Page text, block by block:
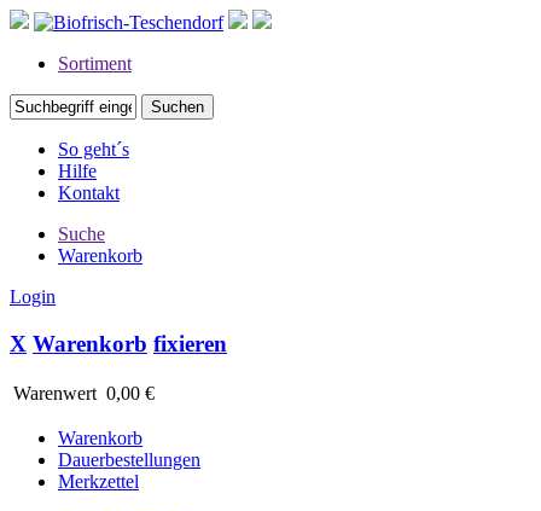
Sortiment
So geht´s
Hilfe
Kontakt
Suche
Warenkorb
Login
X Warenkorb fixieren
Warenwert 0,00 €
Warenkorb
Dauerbestellungen
Merkzettel